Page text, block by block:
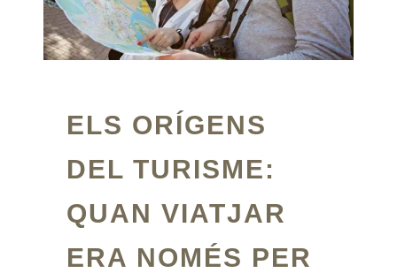
ELS ORÍGENS
DEL TURISME:
QUAN VIATJAR
ERA NOMÉS PER